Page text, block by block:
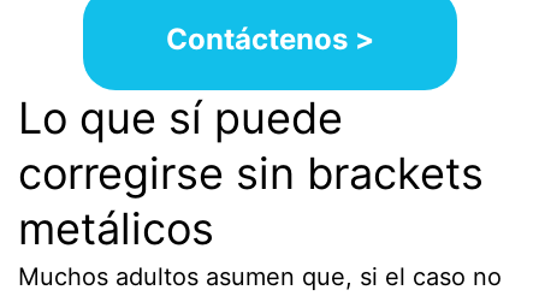
Contáctenos >
Lo que sí puede
corregirse sin brackets
metálicos
Muchos adultos asumen que, si el caso no